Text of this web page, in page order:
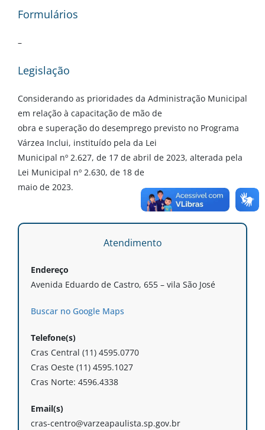
Formulários
–
Legislação
Considerando as prioridades da Administração Municipal
em relação à capacitação de mão de
obra e superação do desemprego previsto no Programa
Várzea Inclui, instituído pela da Lei
Municipal nº 2.627, de 17 de abril de 2023, alterada pela
Lei Municipal nº 2.630, de 18 de
maio de 2023.
Atendimento
Endereço
Avenida Eduardo de Castro, 655 – vila São José
Buscar no Google Maps
Telefone(s)
Cras Central (11) 4595.0770
Cras Oeste (11) 4595.1027
Cras Norte: 4596.4338
Email(s)
cras-centro@varzeapaulista.sp.gov.br